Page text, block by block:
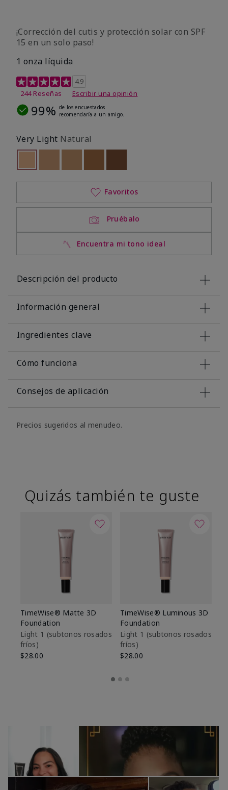
¡Corrección del cutis y protección solar con SPF
15 en un solo paso!
1 onza líquida
Calificación de clientes de 3,7 de 5
4.9
244 Reseñas
Escribir una opinión
99% de los encuestados
recomendaría a un amigo.
Very Light Natural
seleccionado
Out of stock
Pruébalo
Encuentra mi tono ideal
Favoritos
Descripción del producto
Información general
Ingredientes clave
Cómo funciona
Consejos de aplicación
Precios sugeridos al menudeo.
Quizás también te guste
TimeWise® Matte 3D
Foundation
Light 1​ (subtonos rosados
fríos)
$28.00
TimeWise® Luminous 3D
Foundation
Light 1​ (subtonos rosados
fríos)
$28.00